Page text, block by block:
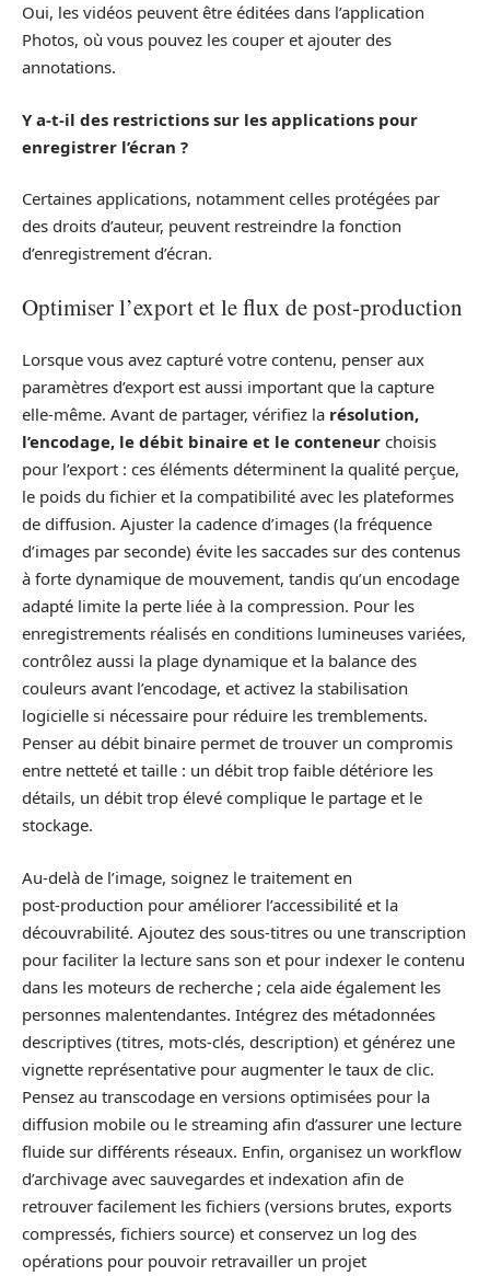
Oui, les vidéos peuvent être éditées dans l’application
Photos, où vous pouvez les couper et ajouter des
annotations.
Y a-t-il des restrictions sur les applications pour
enregistrer l’écran ?
Certaines applications, notamment celles protégées par
des droits d’auteur, peuvent restreindre la fonction
d’enregistrement d’écran.
Optimiser l’export et le flux de post‑production
Lorsque vous avez capturé votre contenu, penser aux
paramètres d’export est aussi important que la capture
elle‑même. Avant de partager, vérifiez la résolution,
l’encodage, le débit binaire et le conteneur choisis
pour l’export : ces éléments déterminent la qualité perçue,
le poids du fichier et la compatibilité avec les plateformes
de diffusion. Ajuster la cadence d’images (la fréquence
d’images par seconde) évite les saccades sur des contenus
à forte dynamique de mouvement, tandis qu’un encodage
adapté limite la perte liée à la compression. Pour les
enregistrements réalisés en conditions lumineuses variées,
contrôlez aussi la plage dynamique et la balance des
couleurs avant l’encodage, et activez la stabilisation
logicielle si nécessaire pour réduire les tremblements.
Penser au débit binaire permet de trouver un compromis
entre netteté et taille : un débit trop faible détériore les
détails, un débit trop élevé complique le partage et le
stockage.
Au-delà de l’image, soignez le traitement en
post‑production pour améliorer l’accessibilité et la
découvrabilité. Ajoutez des sous‑titres ou une transcription
pour faciliter la lecture sans son et pour indexer le contenu
dans les moteurs de recherche ; cela aide également les
personnes malentendantes. Intégrez des métadonnées
descriptives (titres, mots‑clés, description) et générez une
vignette représentative pour augmenter le taux de clic.
Pensez au transcodage en versions optimisées pour la
diffusion mobile ou le streaming afin d’assurer une lecture
fluide sur différents réseaux. Enfin, organisez un workflow
d’archivage avec sauvegardes et indexation afin de
retrouver facilement les fichiers (versions brutes, exports
compressés, fichiers source) et conservez un log des
opérations pour pouvoir retravailler un projet